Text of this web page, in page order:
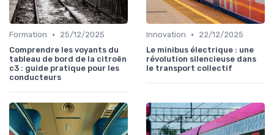
Formation •
25/12/2025
Comprendre les voyants du
tableau de bord de la citroën
c3 : guide pratique pour les
conducteurs
Innovation •
22/12/2025
Le minibus électrique : une
révolution silencieuse dans
le transport collectif